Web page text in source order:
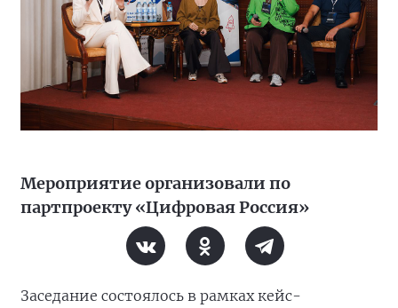
Мероприятие организовали по
партпроекту «Цифровая Россия»
Заседание состоялось в рамках кейс-